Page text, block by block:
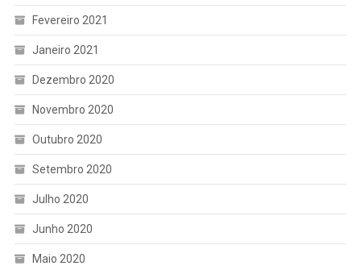
Fevereiro 2021
Janeiro 2021
Dezembro 2020
Novembro 2020
Outubro 2020
Setembro 2020
Julho 2020
Junho 2020
Maio 2020